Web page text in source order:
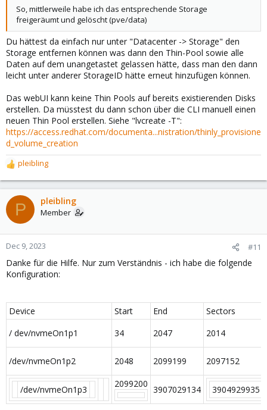
So, mittlerweile habe ich das entsprechende Storage
freigeräumt und gelöscht (pve/data)
Du hättest da einfach nur unter "Datacenter -> Storage" den
Storage entfernen können was dann den Thin-Pool sowie alle
Daten auf dem unangetastet gelassen hätte, dass man den dann
leicht unter anderer StorageID hätte erneut hinzufügen können.
Das webUI kann keine Thin Pools auf bereits existierenden Disks
erstellen. Da müsstest du dann schon über die CLI manuell einen
neuen Thin Pool erstellen. Siehe "lvcreate -T":
https://access.redhat.com/documenta...nistration/thinly_provisione
d_volume_creation
R
e
a
c
t
o
n
:
pleibling
P pleibling
Member
Dec 9, 2023 #11
Danke für die Hilfe. Nur zum Verständnis - ich habe die folgende
Konfiguration:
Device Start End
Sectors
/ dev/nvmeOn1p1
34 2047 2014
/dev/nvmeOn1p2 2048 2099199 2097152
/dev/nvmeOn1p3
2099200
3907029134 3904929935